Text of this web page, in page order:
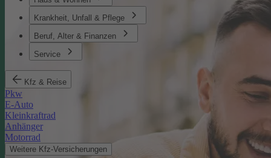
Krankheit, Unfall & Pflege
Beruf, Alter & Finanzen
Service
Kfz & Reise
Pkw
E-Auto
Kleinkraftrad
Anhänger
Motorrad
Weitere Kfz-Versicherungen